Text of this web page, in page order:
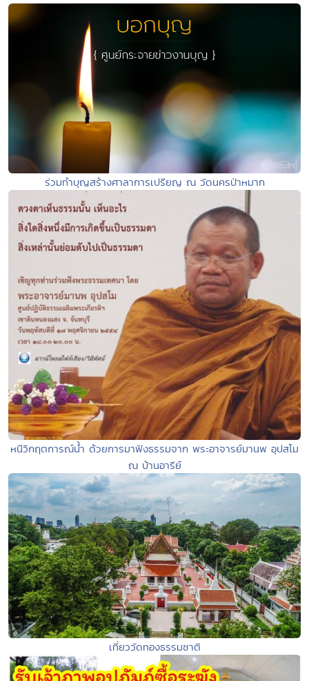
ร่วมทำบุญสร้างศาลาการเปรียญ ณ วัดนครป่าหมาก
หนีวิกฤตการณ์น้ำ ด้วยการมาฟังธรรมจาก พระอาจารย์มานพ อุปสโม
ณ บ้านอารีย์
เที่ยววัดทองธรรมชาติ